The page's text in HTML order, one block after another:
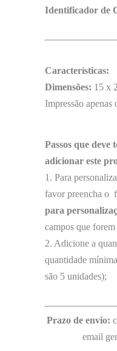
Identificador de
Características:
Dimensões: 15 x
Impressão apenas
Passos que deve
adicionar este
1. Para
favor preencha o
para
campos que forem
2. Adicione a
quantidade
são 5 unidades);
Prazo de envio:
email